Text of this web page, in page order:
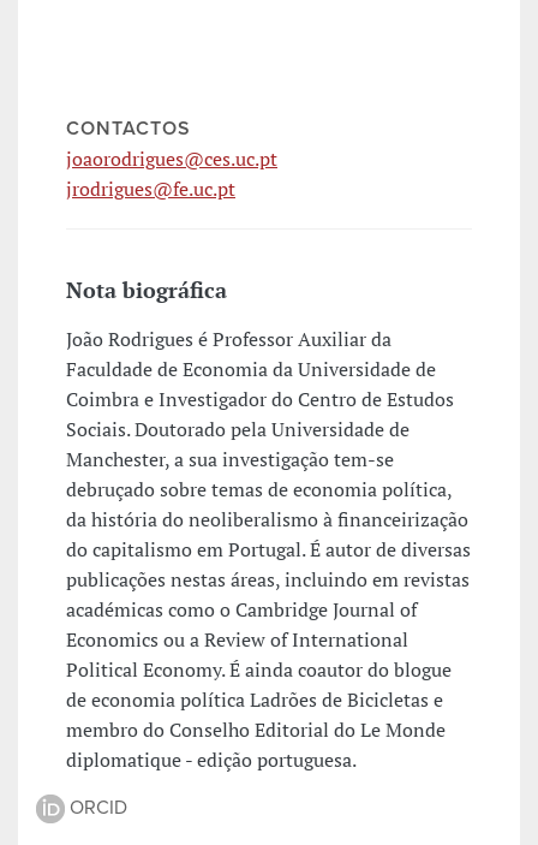
CONTACTOS
joaorodrigues@ces.uc.pt
jrodrigues@fe.uc.pt
Nota biográfica
João Rodrigues é Professor Auxiliar da
Faculdade de Economia da Universidade de
Coimbra e Investigador do Centro de Estudos
Sociais. Doutorado pela Universidade de
Manchester, a sua investigação tem-se
debruçado sobre temas de economia política,
da história do neoliberalismo à financeirização
do capitalismo em Portugal. É autor de diversas
publicações nestas áreas, incluindo em revistas
académicas como o Cambridge Journal of
Economics ou a Review of International
Political Economy. É ainda coautor do blogue
de economia política Ladrões de Bicicletas e
membro do Conselho Editorial do Le Monde
diplomatique - edição portuguesa.
ORCID